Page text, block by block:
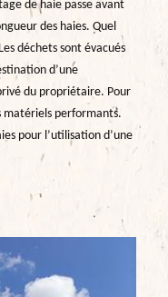
de haie passe avant
des haies. Quel
déchets sont évacués
d’une
du propriétaire. Pour
matériels performants.
pour l’utilisation d’une